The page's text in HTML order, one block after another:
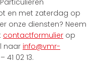
en met zaterdag op
onze diensten? Neem
contactformulier op
naar info@vmr-
41 02 13.